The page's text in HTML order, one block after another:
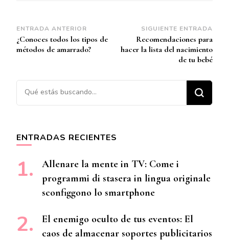
Navegación
de
ENTRADA ANTERIOR
¿Conoces todos los tipos de
métodos de amarrado?
SIGUIENTE ENTRADA
Recomendaciones para
hacer la lista del nacimiento
de tu bebé
¿Buscas algo?
ENTRADAS RECIENTES
Allenare la mente in TV: Come i
programmi di stasera in lingua originale
sconfiggono lo smartphone
El enemigo oculto de tus eventos: El
caos de almacenar soportes publicitarios